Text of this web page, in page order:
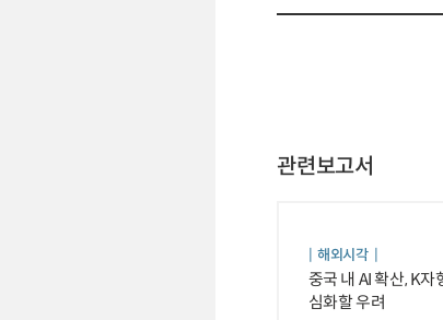
관련보고서
해외시각
중국 내 AI 확산, K자
심화할 우려